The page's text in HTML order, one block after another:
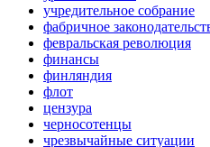
учредительное собрание
фабричное
февральская революция
финансы
финляндия
флот
цензура
черносотенцы
чрезвычайные ситуации